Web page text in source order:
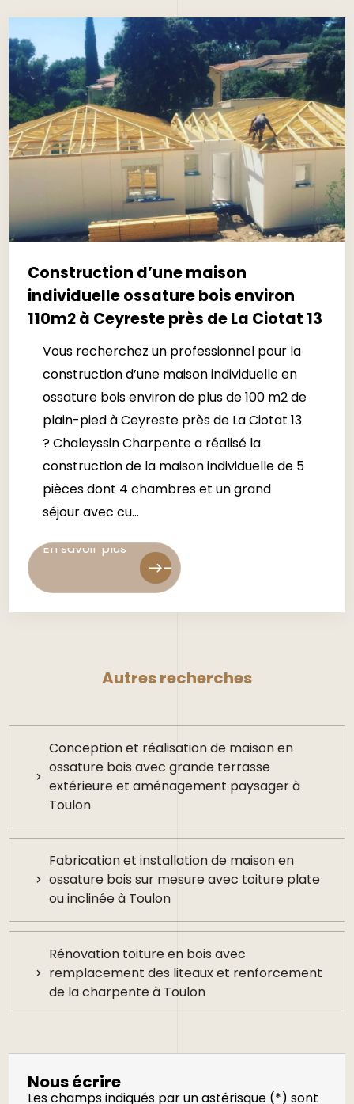
Construction d’une maison
individuelle ossature bois environ
110m2 à Ceyreste près de La Ciotat 13
Vous recherchez un professionnel pour la
construction d’une maison individuelle en
ossature bois environ de plus de 100 m2 de
plain-pied à Ceyreste près de La Ciotat 13
? Chaleyssin Charpente a réalisé la
construction de la maison individuelle de 5
pièces dont 4 chambres et un grand
séjour avec cu...
En savoir plus
En savoir plus
easteast
Autres recherches
Conception et réalisation de maison en
ossature bois avec grande terrasse
extérieure et aménagement paysager à
Toulon
Fabrication et installation de maison en
ossature bois sur mesure avec toiture plate
ou inclinée à Toulon
Rénovation toiture en bois avec
remplacement des liteaux et renforcement
de la charpente à Toulon
Nous écrire
Les champs indiqués par un astérisque (*) sont